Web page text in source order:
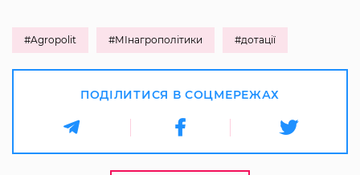
#Agropolit #МІнагрополітики #дотації
ПОДІЛИТИСЯ В СОЦМЕРЕЖАХ